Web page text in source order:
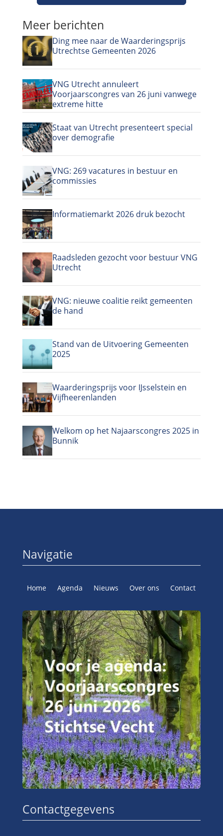
Meer berichten
Ding mee naar de Waarderingsprijs
Utrechtse Gemeenten 2026
VNG Utrecht annuleert
Voorjaarscongres van 26 juni vanwege
extreme hitte
Staat van Utrecht presenteert special
over demografie
VNG: 269 vacatures in bestuur en
commissies
Informatiemarkt 2026 druk bezocht
Raadsleden gezocht voor bestuur VNG
Utrecht
VNG: nieuwe coalitie reikt gemeenten
de hand
Stand van de Uitvoering Gemeenten
2025
Waarderingsprijs voor IJsselstein en
Vijfheerenlanden
Welkom op het Najaarscongres 2025 in
Bunnik
Navigatie
Home Agenda Nieuws Over ons Contact
Contactgegevens